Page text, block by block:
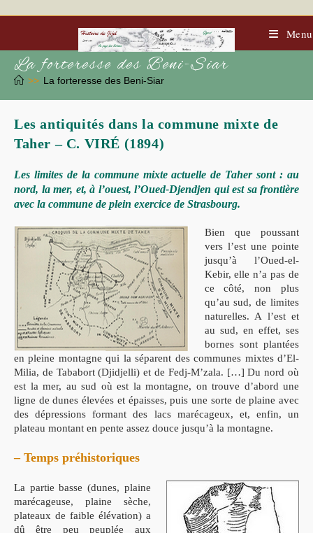
to
Menu
La forteresse des Beni-Siar
>> La forteresse des Beni-Siar
Les antiquités dans la commune mixte de
Taher – C. VIRÉ (1894)
Les limites de la commune mixte actuelle de Taher sont : au
nord, la mer, et, à l’ouest, l’Oued-Djendjen qui est sa frontière
avec la commune de plein exercice de Strasbourg.
Bien que poussant
vers l’est une pointe
jusqu’à l’Oued-el-
Kebir, elle n’a pas de
ce côté, non plus
qu’au sud, de limites
naturelles. A l’est et
au sud, en effet, ses
bornes sont plantées
en pleine montagne qui la séparent des communes mixtes d’El-
Milia, de Tababort (Djidjelli) et de Fedj-M’zala. […] Du nord où
est la mer, au sud où est la montagne, on trouve d’abord une
ligne de dunes élevées et épaisses, puis une sorte de plaine avec
des dépressions formant des lacs marécageux, et, enfin, un
plateau montant en pente assez douce jusqu’à la montagne.
– Temps préhistoriques
La partie basse (dunes, plaine
marécageuse, plaine sèche,
plateaux de faible élévation) a
dû être peu peuplée aux